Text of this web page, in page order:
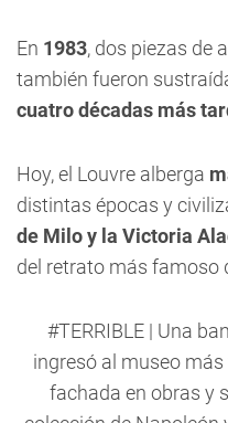
En 1983, dos piezas de
también fueron
cuatro décadas más
Hoy, el Louvre alberga
distintas épocas y
de Milo y la Victoria
del retrato más famoso
#TERRIBLE| Una
ingresó al museo
fachada en obras y